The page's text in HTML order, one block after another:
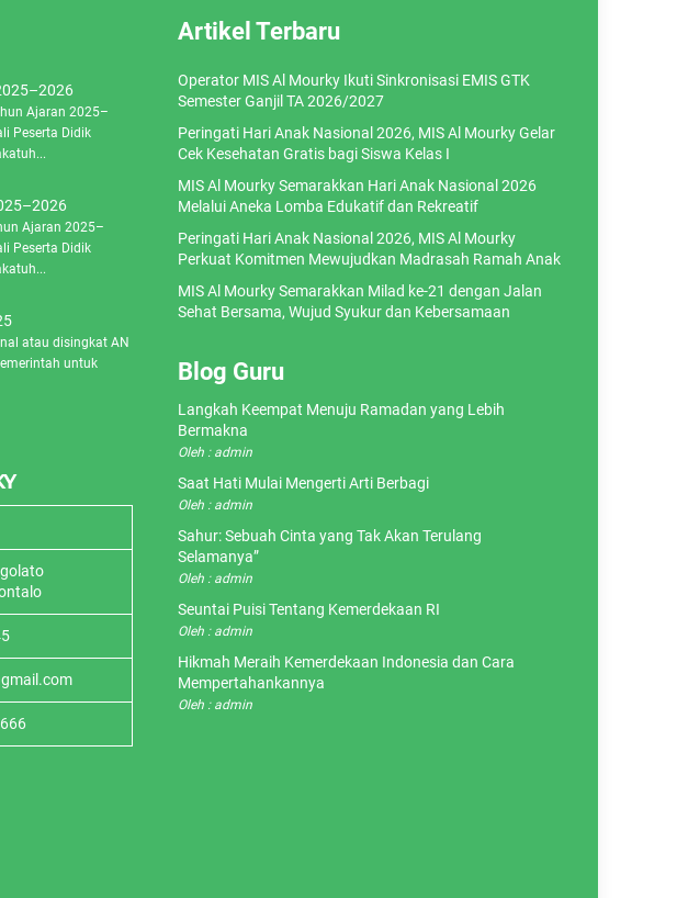
Ajaran 2025–
Peserta Didik
Ajaran 2025–
Peserta Didik
atau disingkat AN
untuk
Artikel Terbaru
Operator MIS Al Mourky Ikuti Sinkronisasi EMIS GTK
Semester Ganjil TA 2026/2027
Peringati Hari Anak Nasional 2026, MIS Al Mourky Gelar
Cek Kesehatan Gratis bagi Siswa Kelas I
MIS Al Mourky Semarakkan Hari Anak Nasional 2026
Melalui Aneka Lomba Edukatif dan Rekreatif
Peringati Hari Anak Nasional 2026, MIS Al Mourky
Perkuat Komitmen Mewujudkan Madrasah Ramah Anak
MIS Al Mourky Semarakkan Milad ke-21 dengan Jalan
Sehat Bersama, Wujud Syukur dan Kebersamaan
Blog Guru
Langkah Keempat Menuju Ramadan yang Lebih
Bermakna
Oleh : admin
Saat Hati Mulai Mengerti Arti Berbagi
Oleh : admin
Sahur: Sebuah Cinta yang Tak Akan Terulang
Selamanya”
Oleh : admin
Seuntai Puisi Tentang Kemerdekaan RI
Oleh : admin
Hikmah Meraih Kemerdekaan Indonesia dan Cara
Mempertahankannya
Oleh : admin